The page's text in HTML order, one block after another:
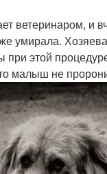
ветеринаром, и
умирала.
этой
малыш не